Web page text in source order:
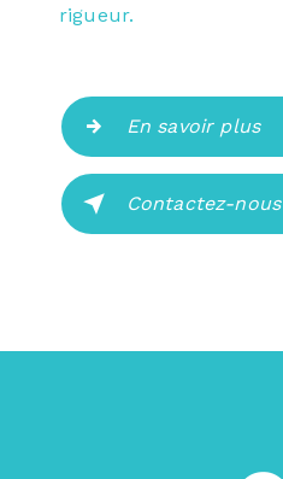
rigueur.
En savoir plus
Contactez-nous